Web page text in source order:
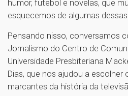
humor, futebol e novelas, que
esquecemos de algumas
Pensando nisso, conversamos
Jornalismo do Centro de
Universidade Presbiteriana
Dias, que nos ajudou a
marcantes da história da